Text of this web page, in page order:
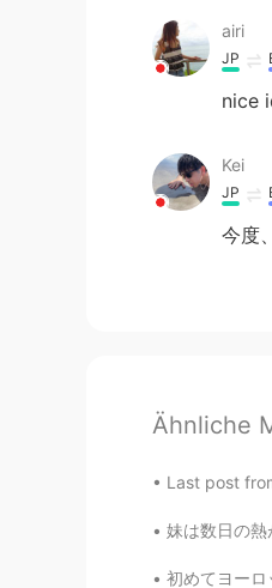
airi
JP
nice
Kei
JP
今度
Ähnliche
Last post
妹は数日の熱があ
初めてヨーロッパに行っ